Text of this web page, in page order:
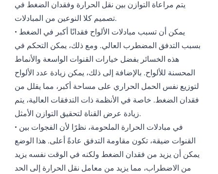
يتم مراعاة التوازن بين نقل الحرارة وفقدان الضغط في
تصميم كلا النوعين من المبادلات.
• يمكن أن تسبب مبادلات الألواح فقدانًا أكبر في الضغط
بسبب التدفق المضطرب العالي. ومع ذلك، يمكن التحكم في
هذه الخسائر بفضل خيارات القنوات الواسعة والأنماط
المحسنة للألواح. بالإضافة إلى ذلك، يمكن زيادة عدد الألواح
لتوزيع نفس الحمل الحراري على مساحة أكبر، مما يقلل من
فقدان الضغط. خاصة في الأنظمة ذات التدفقات العالية، يتم
زيادة عرض القناة لتحقيق التوازن الأمثل.
• في مبادلات الحرارة الملحومة، نظرًا لأن الفجوات بين
القنوات ضيقة، تكون مقاومة التدفق عادةً أعلى. هذا الوضع
يمكن أن يزيد من فقدان الضغط ولكنه في الوقت نفسه يزيد
من الاضطراب، مما يزيد من معامل نقل الحرارة إلى الحد